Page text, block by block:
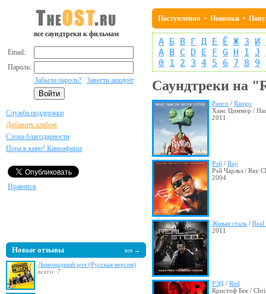
все саундтреки к фильмам
Email:
Пароль:
Забыли пароль?
Завести аккаунт
Служба поддержки
Добавить альбом
Слова благодарности
Пора в кино! Киноафиша
Нравится
Новые отзывы все →
Лимонадный рот (Русская версия)
всего: 7
Поступления • Новинки •
А Б В Г Д Е Ё Ж З И
A B C D E F G H I J
0
1 2 3 4 5 6 7 8 9
Саундтреки на
Ранго / Rango
Ханс Циммер /
2011
Рэй / Ray
Рэй Чарльз / Ray
2004
Живая сталь / Real
2011
РЭД / Red
Кристоф Бек /